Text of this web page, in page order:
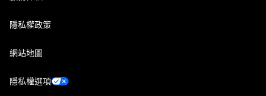
隱私權政策
網站地圖
隱私權選項